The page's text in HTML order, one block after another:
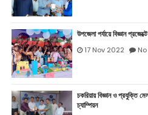
উপজেলা পর্যায়ে বিজ্ঞান
17 Nov 2022
চকরিয়ায় বিজ্ঞান ও প্রযুক্তি
চ্যাম্পিয়ন